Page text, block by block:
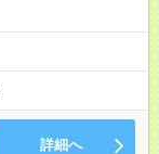
詳細へ